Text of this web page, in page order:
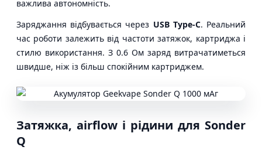
важлива автономність.
Заряджання відбувається через USB Type-C. Реальний
час роботи залежить від частоти затяжок, картриджа і
стилю використання. З 0.6 Ом заряд витрачатиметься
швидше, ніж із більш спокійним картриджем.
Затяжка, airflow і рідини для Sonder
Q